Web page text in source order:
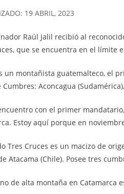
19 ABRIL, 2023
Raúl Jalil recibió al
que se encuentra en el límite
un montañista guatemalteco, el
Cumbres: Aconcagua
con el primer mandatario,
Estoy aquí porque en
Tres Cruces es un macizo de
Atacama (Chile). Posee tres
de alta montaña en Catamarca